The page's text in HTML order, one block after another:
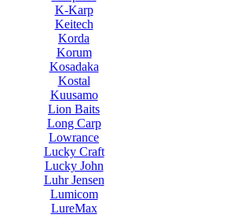
K-Karp
Keitech
Korda
Korum
Kosadaka
Kostal
Kuusamo
Lion Baits
Long Carp
Lowrance
Lucky Craft
Lucky John
Luhr Jensen
Lumicom
LureMax